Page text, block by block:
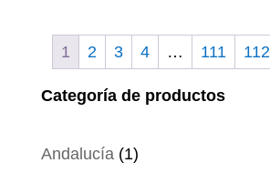
1 2 3 4 … 111 112
Categoría de productos
Andalucía 11